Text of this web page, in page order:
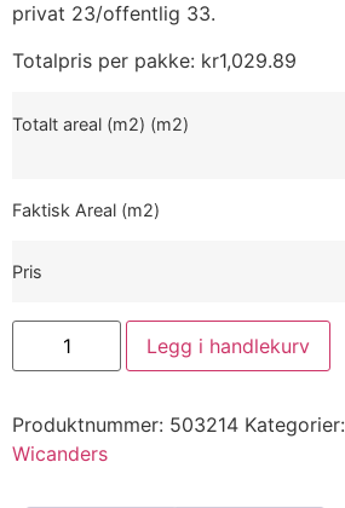
privat 23/offentlig 33.
Totalpris per pakke: kr1,029.89
Totalt areal (m2) (m2)
Faktisk Areal (m2)
Pris
Legg i handlekurv
Produktnummer: 503214 Kategorier:
Wicanders